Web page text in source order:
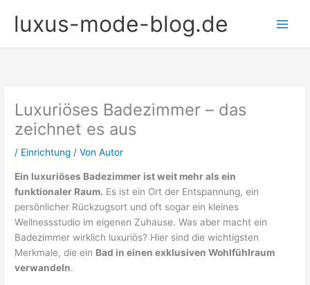
Inhaltluxus-mode-blog.de
Luxuriöses Badezimmer – das
zeichnet es aus
/ Einrichtung / VonAutor
Ein luxuriöses Badezimmer ist weit mehr als ein
funktionaler Raum. Es ist ein Ort der Entspannung, ein
persönlicher Rückzugsort und oft sogar ein kleines
Wellnessstudio im eigenen Zuhause. Was aber macht ein
Badezimmer wirklich luxuriös? Hier sind die wichtigsten
Merkmale, die ein Bad in einen exklusiven Wohlfühlraum
verwandeln.